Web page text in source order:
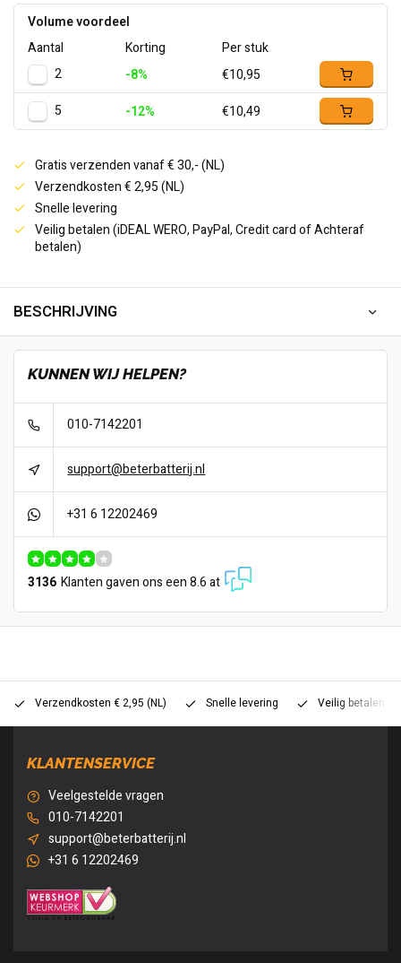
Volume voordeel
Aantal
Korting
Per stuk
2
-8%
€10,95
5
-12% €10,49
Gratis verzenden vanaf € 30,- (NL)
Verzendkosten € 2,95 (NL)
Snelle levering
Veilig betalen (iDEAL WERO, PayPal, Credit card of Achteraf
betalen)
BESCHRIJVING
KUNNEN WIJ HELPEN?
010-7142201
support@beterbatterij.nl
+31 6 12202469
3136 Klanten gaven ons een 8.6 at
Verzendkosten € 2,95 (NL) Snelle levering Veilig betalen
KLANTENSERVICE
Veelgestelde vragen
010-7142201
support@beterbatterij.nl
+31 6 12202469